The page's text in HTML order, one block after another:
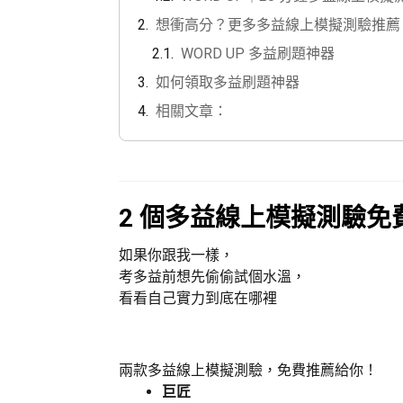
想衝高分？更多多益線上模擬測驗推薦
WORD UP 多益刷題神器
如何領取多益刷題神器
相關文章：
2 個多益線上模擬測驗免
如果你跟我一樣，
考多益前想先偷偷試個水溫，
看看自己實力到底在哪裡
兩款多益線上模擬測驗，免費推薦給你！
巨匠